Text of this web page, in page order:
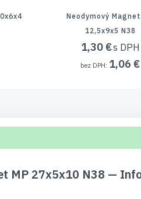
Neodymový Magnet
12,5x9x5 N38
1,30 €
1,06 €
MP 27x5x10 N38 —